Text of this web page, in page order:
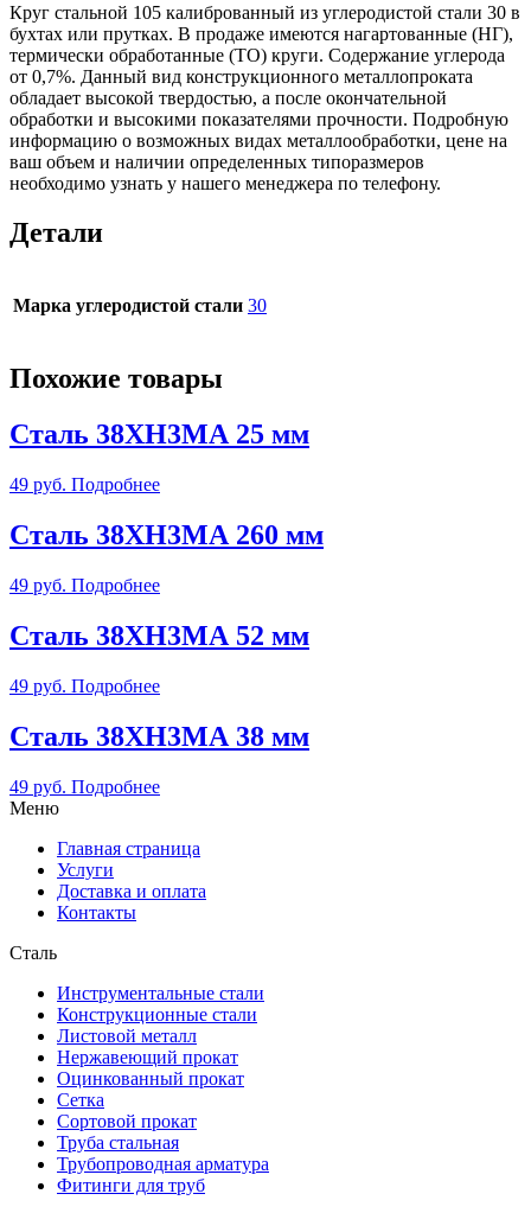
Круг стальной 105 калиброванный из углеродистой стали 30 в
бухтах или прутках. В продаже имеются нагартованные (НГ),
термически обработанные (ТО) круги. Содержание углерода
от 0,7%. Данный вид конструкционного металлопроката
обладает высокой твердостью, а после окончательной
обработки и высокими показателями прочности. Подробную
информацию о возможных видах металлообработки, цене на
ваш объем и наличии определенных типоразмеров
необходимо узнать у нашего менеджера по телефону.
Детали
Марка углеродистой стали 30
Похожие товары
Сталь 38ХН3МА 25 мм
49 руб. Подробнее
Сталь 38ХН3МА 260 мм
49 руб. Подробнее
Сталь 38ХН3МА 52 мм
49 руб. Подробнее
Сталь 38ХН3МА 38 мм
49 руб. Подробнее
Меню
Главная страница
Услуги
Доставка и оплата
Контакты
Сталь
Инструментальные стали
Конструкционные стали
Листовой металл
Нержавеющий прокат
Оцинкованный прокат
Сетка
Сортовой прокат
Труба стальная
Трубопроводная арматура
Фитинги для труб